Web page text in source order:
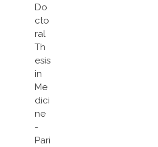
Do
cto
ral
Th
esis
in
Me
dici
ne
-
Pari